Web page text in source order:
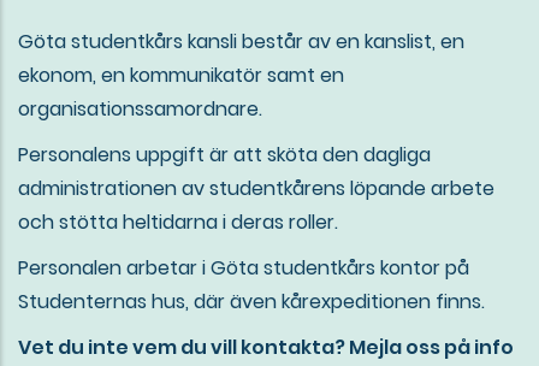
Göta studentkårs kansli består av en kanslist, en
ekonom, en kommunikatör samt en
organisationssamordnare.
Personalens uppgift är att sköta den dagliga
administrationen av studentkårens löpande arbete
och stötta heltidarna i deras roller.
Personalen arbetar i Göta studentkårs kontor på
Studenternas hus, där även kårexpeditionen finns.
Vet du inte vem du vill kontakta? Mejla oss på info